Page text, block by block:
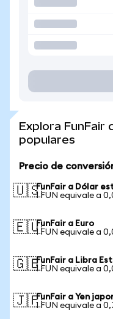
Explora FunFair
populares
Precio de
🇺🇸FunFair a Dólar
1 FUN equivale a
🇪🇺FunFair a Euro
1 FUN equivale a
🇬🇧FunFair a Libra
1 FUN equivale a
🇯🇵FunFair a Yen
1 FUN equivale a